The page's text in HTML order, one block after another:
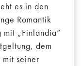
es in den
Romantik
„Finlandia“
dem
seiner